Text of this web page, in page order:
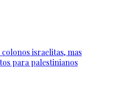
israelitas, mas
para palestinianos